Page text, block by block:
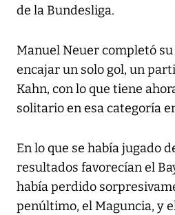
de la Bundesliga.
Manuel Neuer completó
encajar un solo gol, un
Kahn, con lo que tiene
solitario en esa categoría
En lo que se había jugado
resultados favorecían el
había perdido
penúltimo, el Maguncia, y